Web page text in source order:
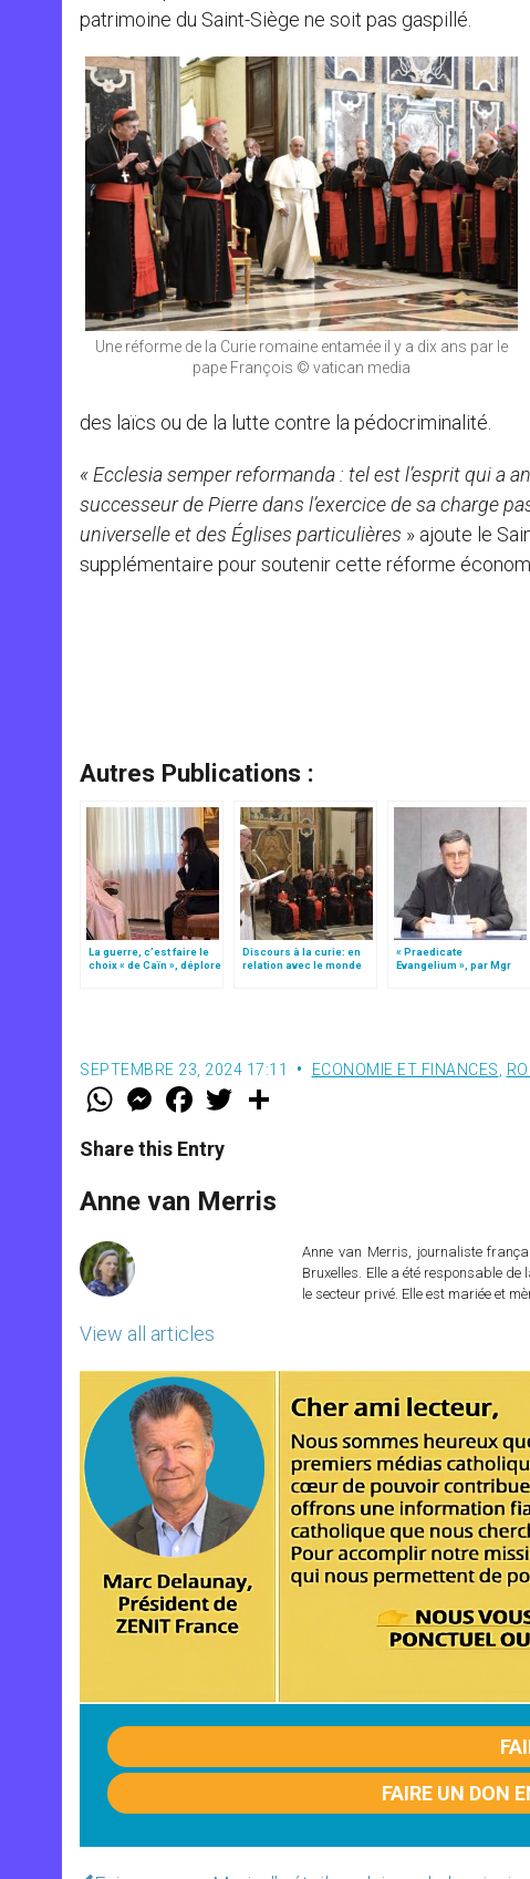
patrimoine du Saint-Siège ne soit pas gaspillé.
Une réforme de la Curie romaine entamée il y a dix ans par le
pape François © vatican media
des laïcs ou de la lutte contre la pédocriminalité.
« Ecclesia semper reformanda : tel est l’esprit qui a
successeur de Pierre dans l’exercice de sa charge
universelle et des Églises particulières » ajoute le
supplémentaire pour soutenir cette réforme
Autres Publications :
La guerre, c’est faire le
choix « de Caïn », déplore
Discours à la curie: en
relation avec le monde
(texte intégral)
« Praedicate
Evangelium », par Mgr
Marco Mellino (2/2)
SEPTEMBRE 23, 2024 17:11 ECONOMIE ET FINANCES
W
t
s
p
p
M
e
s
e
g
e
F
a
e
b
o
k
w
r
Share this Entry
Anne van Merris
View all articles
Anne van Merris, journaliste
Bruxelles. Elle a été responsable
le secteur privé. Elle est mariée et
FAIRE UN DON